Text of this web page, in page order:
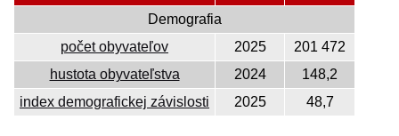
Demografia
počet obyvateľov
2025
201 472
hustota obyvateľstva
2024
148,2
index demografickej závislosti
2025 48,7